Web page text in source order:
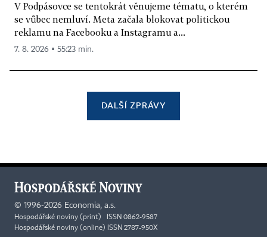
V Podpásovce se tentokrát věnujeme tématu, o kterém
se vůbec nemluví. Meta začala blokovat politickou
reklamu na Facebooku a Instagramu a...
7. 8. 2026 ▪ 55:23 min.
DALŠÍ ZPRÁVY
© 1996-2026 Economia, a.s.
Hospodářské noviny (print) ISSN 0862-9587
Hospodářské noviny (online) ISSN 2787-950X